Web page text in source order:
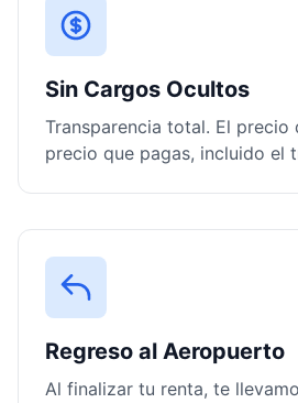
Sin Cargos Ocultos
Transparencia total. El precio
precio que pagas, incluido el
Regreso al Aeropuerto
Al finalizar tu renta, te